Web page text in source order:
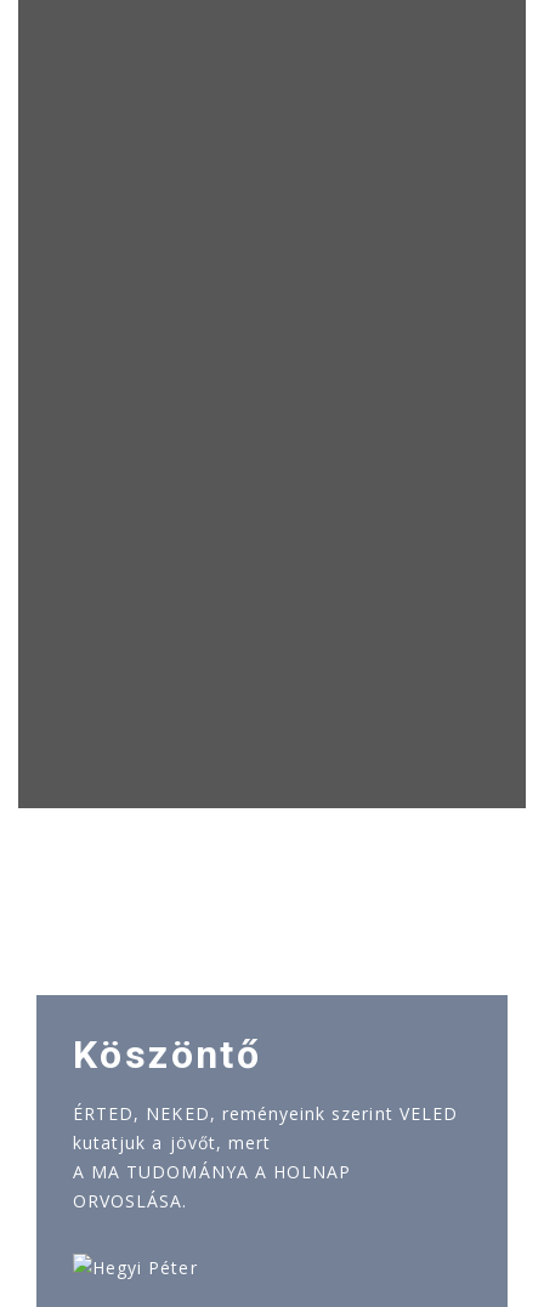
Köszöntő
ÉRTED, NEKED, reményeink szerint VELED
kutatjuk a jövőt, mert
A MA TUDOMÁNYA A HOLNAP
ORVOSLÁSA.